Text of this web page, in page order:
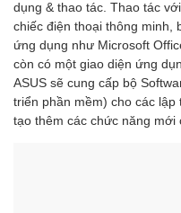
dụng & thao tác. Thao tác
chiếc điện thoại thông minh,
ứng dụng như Microsoft
còn có một giao diện ứng
ASUS sẽ cung cấp bộ
triển phần mềm) cho các
tạo thêm các chức năng mới